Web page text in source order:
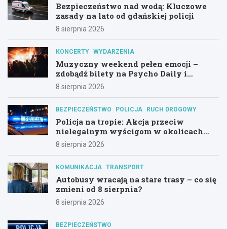
Bezpieczeństwo nad wodą: Kluczowe
zasady na lato od gdańskiej policji
8 sierpnia 2026
KONCERTY WYDARZENIA
Muzyczny weekend pełen emocji –
zdobądź bilety na Psycho Daily i
Alternatywny Las!
8 sierpnia 2026
BEZPIECZEŃSTWO POLICJA RUCH DROGOWY
Policja na tropie: Akcja przeciw
nielegalnym wyścigom w okolicach
Hali Olivia
8 sierpnia 2026
KOMUNIKACJA TRANSPORT
Autobusy wracają na stare trasy – co się
zmieni od 8 sierpnia?
8 sierpnia 2026
BEZPIECZEŃSTWO